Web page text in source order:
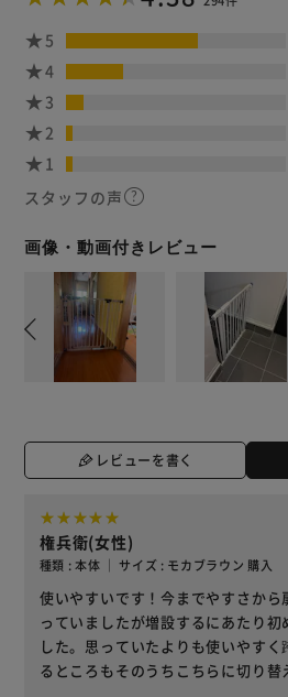
5
4
3
2
1
スタッフの声
画像・動画付きレビュー
レビューを書く
権兵衛(女性)
種類 : 本体 ｜ サイズ : モカブラウン 購入
使いやすいです！今までやすさか
っていましたが増設するにあたり
した。思っていたよりも使いやす
るところもそのうちこちらに切り替